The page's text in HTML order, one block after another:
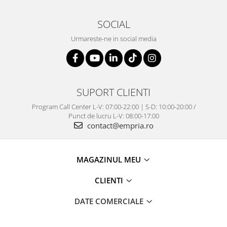
SOCIAL
Urmareste-ne in social media
SUPORT CLIENTI
Program Call Center L-V: 07:00-22:00 | S-D: 10:00-20:00 /
Punct de lucru L-V: 08:00-17:00
contact@empria.ro
MAGAZINUL MEU
CLIENTI
DATE COMERCIALE